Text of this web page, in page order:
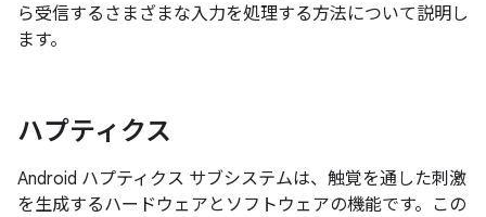
ら受信するさまざまな入力を処理する方法について説明し
ます。
ハプティクス
Android ハプティクス サブシステムは、触覚を通した刺激
を生成するハードウェアとソフトウェアの機能です。この